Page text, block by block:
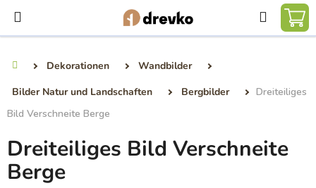
Inhalt
springen
Suchen
Dekorationen
Wandbilder
Bilder Natur und Landschaften
Bergbilder
Dreiteiliges
Bild Verschneite Berge
Dreiteiliges Bild Verschneite
Berge